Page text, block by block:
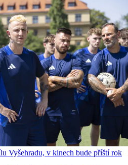
Vyšehradu, v kinech bude příští rok